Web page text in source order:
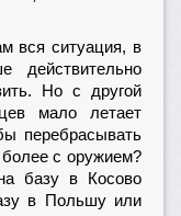
вся ситуация, в
действительно
Но с другой
мало летает
перебрасывать
с оружием?
базу в Косово
в Польшу или